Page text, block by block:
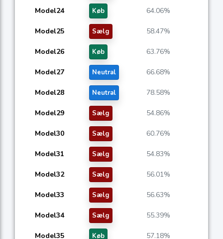
Model24 Køb 64.06%
Model25 Sælg 58.47%
Model26 Køb 63.76%
Model27 Neutral 66.68%
Model28 Neutral 78.58%
Model29 Sælg 54.86%
Model30 Sælg 60.76%
Model31 Sælg 54.83%
Model32 Sælg 56.01%
Model33 Sælg 56.63%
Model34 Sælg 55.39%
Model35 Køb 57.18%